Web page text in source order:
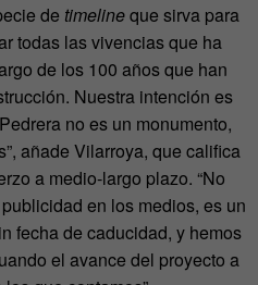
de timelineque sirva para
todas las vivencias que ha
de los 100 años que han
Nuestra intención es
no es un monumento,
añade Vilarroya, que califica
a medio-largo plazo. “No
en los medios, es un
fecha de caducidad, y hemos
el avance del proyecto a